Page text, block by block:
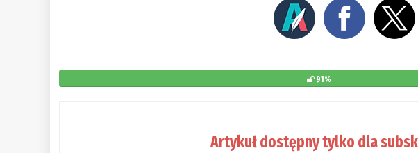
91%
Artykuł dostępny tylko dla